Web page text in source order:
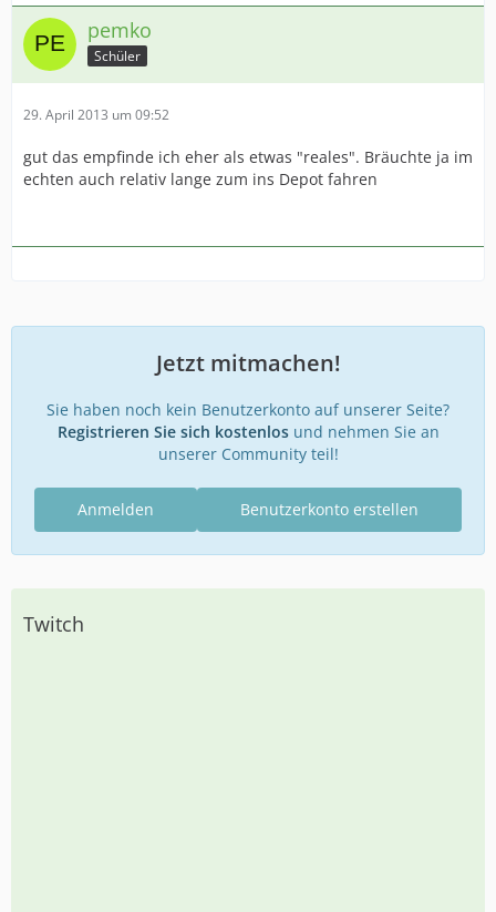
pemko
Schüler
29. April 2013 um 09:52
gut das empfinde ich eher als etwas "reales". Bräuchte ja im
echten auch relativ lange zum ins Depot fahren
Jetzt mitmachen!
Sie haben noch kein Benutzerkonto auf unserer Seite?
Registrieren Sie sich kostenlosund nehmen Sie an
unserer Community teil!
Benutzerkonto erstellen
Anmelden
Twitch